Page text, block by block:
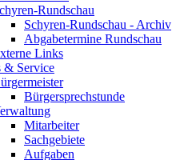
Rundschau
Schyren-Rundschau - Archiv
Abgabetermine Rundschau
Links
& Service
Bürgersprechstunde
Mitarbeiter
Sachgebiete
Aufgaben